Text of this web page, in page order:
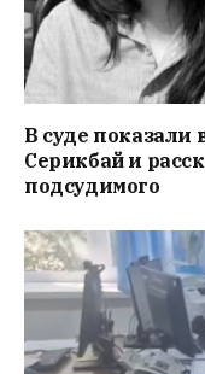
В суде показали
Серикбай и
подсудимого